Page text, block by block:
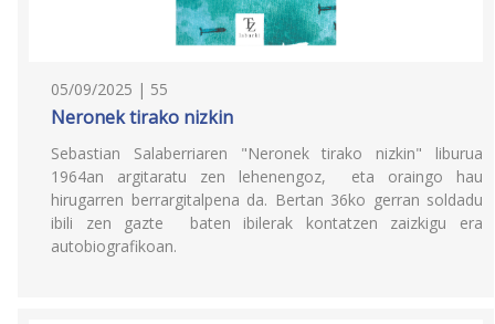
05/09/2025 | 55
Neronek tirako nizkin
Sebastian Salaberriaren "Neronek tirako nizkin" liburua
1964an argitaratu zen lehenengoz, eta oraingo hau
hirugarren berrargitalpena da. Bertan 36ko gerran soldadu
ibili zen gazte baten ibilerak kontatzen zaizkigu era
autobiografikoan.